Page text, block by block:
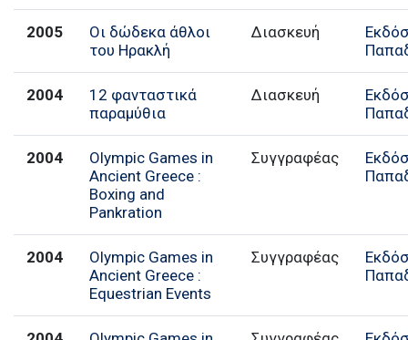
2005
Οι δώδεκα άθλοι
του Ηρακλή
Διασκευή
2004
12 φανταστικά
παραμύθια
Διασκευή
2004
Olympic Games in
Ancient Greece :
Boxing and
Pankration
Συγγραφέας
2004
Olympic Games in
Ancient Greece :
Equestrian Events
Συγγραφέας